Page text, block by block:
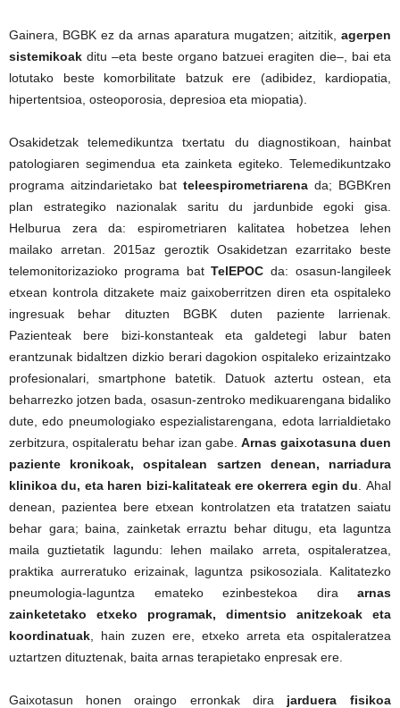
Gainera, BGBK ez da arnas aparatura mugatzen; aitzitik, agerpen
sistemikoak ditu –eta beste organo batzuei eragiten die–, bai eta
lotutako beste komorbilitate batzuk ere (adibidez, kardiopatia,
hipertentsioa, osteoporosia, depresioa eta miopatia).
Osakidetzak telemedikuntza txertatu du diagnostikoan, hainbat
patologiaren segimendua eta zainketa egiteko. Telemedikuntzako
programa aitzindarietako bat teleespirometriarena da; BGBKren
plan estrategiko nazionalak saritu du jardunbide egoki gisa.
Helburua zera da: espirometriaren kalitatea hobetzea lehen
mailako arretan. 2015az geroztik Osakidetzan ezarritako beste
telemonitorizazioko programa bat TelEPOC da: osasun-langileek
etxean kontrola ditzakete maiz gaixoberritzen diren eta ospitaleko
ingresuak behar dituzten BGBK duten paziente larrienak.
Pazienteak bere bizi-konstanteak eta galdetegi labur baten
erantzunak bidaltzen dizkio berari dagokion ospitaleko erizaintzako
profesionalari, smartphone batetik. Datuok aztertu ostean, eta
beharrezko jotzen bada, osasun-zentroko medikuarengana bidaliko
dute, edo pneumologiako espezialistarengana, edota larrialdietako
zerbitzura, ospitaleratu behar izan gabe. Arnas gaixotasuna duen
paziente kronikoak, ospitalean sartzen denean, narriadura
klinikoa du, eta haren bizi-kalitateak ere okerrera egin du . Ahal
denean, pazientea bere etxean kontrolatzen eta tratatzen saiatu
behar gara; baina, zainketak erraztu behar ditugu, eta laguntza
maila guztietatik lagundu: lehen mailako arreta, ospitaleratzea,
praktika aurreratuko erizainak, laguntza psikosoziala. Kalitatezko
pneumologia-laguntza emateko ezinbestekoa dira arnas
zainketetako etxeko programak, dimentsio anitzekoak eta
koordinatuak , hain zuzen ere, etxeko arreta eta ospitaleratzea
uztartzen dituztenak, baita arnas terapietako enpresak ere.
Gaixotasun honen oraingo erronkak dira jarduera fisikoa